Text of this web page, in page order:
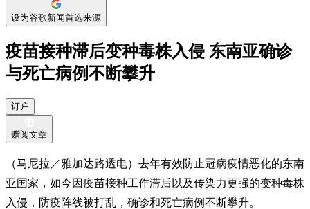
设为谷歌新闻首选来源
疫苗接种滞后变种毒株入侵 东南亚确诊
与死亡病例不断攀升
订户
赠阅文章
（马尼拉／雅加达路透电）去年有效防止冠病疫情恶化的东南
亚国家，如今因疫苗接种工作滞后以及传染力更强的变种毒株
入侵，防疫阵线被打乱，确诊和死亡病例不断攀升。